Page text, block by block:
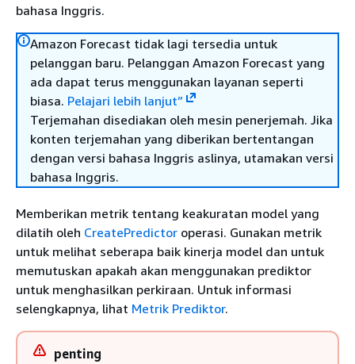
bahasa Inggris.
Amazon Forecast tidak lagi tersedia untuk
pelanggan baru. Pelanggan Amazon Forecast yang
ada dapat terus menggunakan layanan seperti
biasa. Pelajari lebih lanjut”
Terjemahan disediakan oleh mesin penerjemah. Jika
konten terjemahan yang diberikan bertentangan
dengan versi bahasa Inggris aslinya, utamakan versi
bahasa Inggris.
Memberikan metrik tentang keakuratan model yang
dilatih oleh CreatePredictor operasi. Gunakan metrik
untuk melihat seberapa baik kinerja model dan untuk
memutuskan apakah akan menggunakan prediktor
untuk menghasilkan perkiraan. Untuk informasi
selengkapnya, lihat Metrik Prediktor.
penting